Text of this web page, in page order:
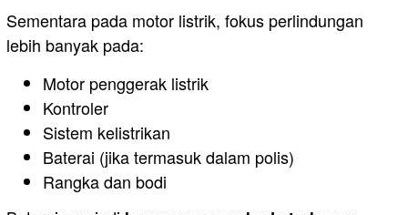
Sementara pada motor listrik, fokus perlindungan
lebih banyak pada:
Motor penggerak listrik
Kontroler
Sistem kelistrikan
Baterai (jika termasuk dalam polis)
Rangka dan bodi